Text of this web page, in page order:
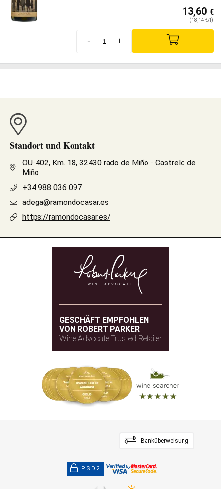
13,60 €
(18,14 €/l)
- +
Standort und Kontakt
OU-402, Km. 18, 32430 rado de Miño - Castrelo de
Miño
+34 988 036 097
adega@ramondocasar.es
https://ramondocasar.es/
GESCHÄFT EMPFOHLEN
VON ROBERT PARKER
Wine Advocate Trusted Retailer
Banküberweisung
PSD2